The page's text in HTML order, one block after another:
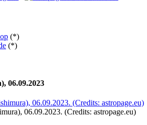
(*)
(*)
06.09.2023
06.09.2023. (Credits: astropage.eu)